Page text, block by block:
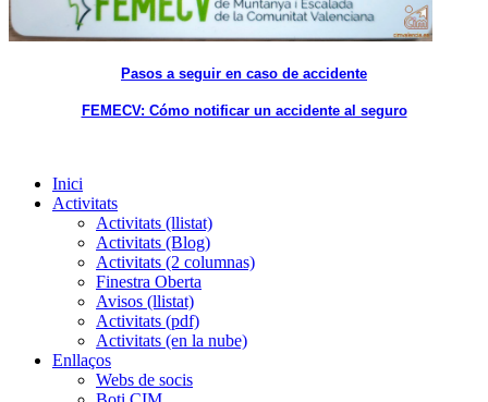
Pasos a seguir en caso de accidente
FEMECV: Cómo notificar un accidente al seguro
Inici
Activitats
Activitats (llistat)
Activitats (Blog)
Activitats (2 columnas)
Finestra Oberta
Avisos (llistat)
Activitats (pdf)
Activitats (en la nube)
Enllaços
Webs de socis